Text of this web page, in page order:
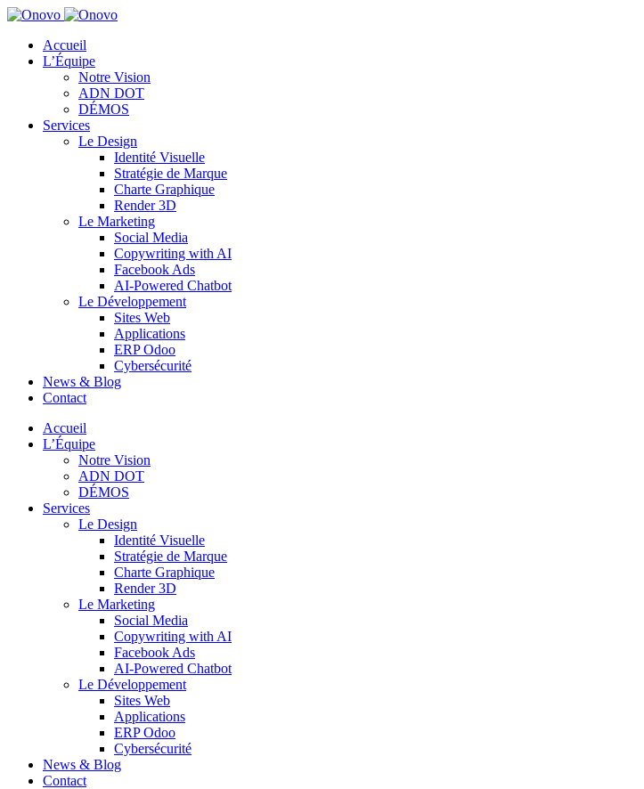
Accueil
L’Équipe
Notre Vision
ADN DOT
DÉMOS
Services
Le Design
Identité Visuelle
Stratégie de Marque
Charte Graphique
Render 3D
Le Marketing
Social Media
Copywriting with AI
Facebook Ads
AI-Powered Chatbot
Le Développement
Sites Web
Applications
ERP Odoo
Cybersécurité
News & Blog
Contact
Accueil
L’Équipe
Notre Vision
ADN DOT
DÉMOS
Services
Le Design
Identité Visuelle
Stratégie de Marque
Charte Graphique
Render 3D
Le Marketing
Social Media
Copywriting with AI
Facebook Ads
AI-Powered Chatbot
Le Développement
Sites Web
Applications
ERP Odoo
Cybersécurité
News & Blog
Contact